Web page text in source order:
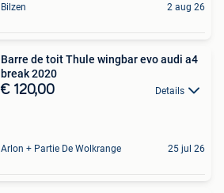
Bilzen 2 aug 26
Barre de toit Thule wingbar evo audi a4
break 2020
€ 120,00 Details
Arlon + Partie De Wolkrange 25 jul 26